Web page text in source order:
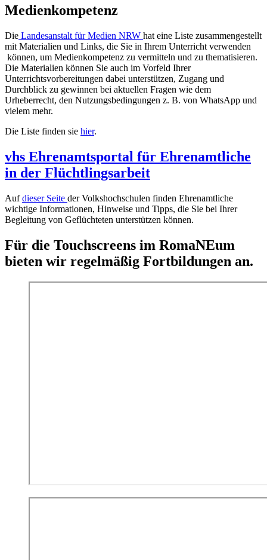
Medienkompetenz
Die Landesanstalt für Medien NRW hat eine Liste zusammengestellt
mit Materialien und Links, die Sie in Ihrem Unterricht verwenden
können, um Medienkompetenz zu vermitteln und zu thematisieren.
Die Materialien können Sie auch im Vorfeld Ihrer
Unterrichtsvorbereitungen dabei unterstützen, Zugang und
Durchblick zu gewinnen bei aktuellen Fragen wie dem
Urheberrecht, den Nutzungsbedingungen z. B. von WhatsApp und
vielem mehr.
Die Liste finden sie hier.
vhs Ehrenamtsportal für Ehrenamtliche
in der Flüchtlingsarbeit
Aufdieser Seite der Volkshochschulen finden Ehrenamtliche
wichtige Informationen, Hinweise und Tipps, die Sie bei Ihrer
Begleitung von Geflüchteten unterstützen können.
Für die Touchscreens im RomaNEum
bieten wir regelmäßig Fortbildungen an.